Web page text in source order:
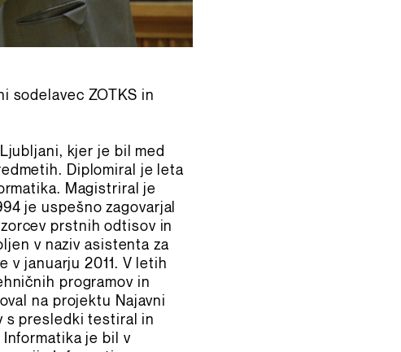
sodelavec ZOTKS in
kjer je bil med
Diplomiral je leta
Magistriral je
je uspešno zagovarjal
prstnih odtisov in
v naziv asistenta za
v januarju 2011. V letih
programov in
na projektu Najavni
s presledki testiral in
je bil v